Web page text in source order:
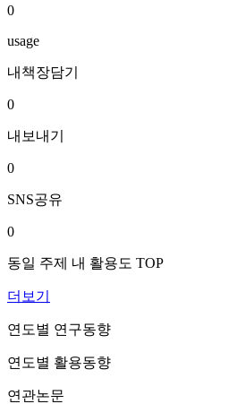
0
usage
내책장담기
0
내보내기
0
SNS공유
0
동일 주제 내 활용도 TOP
더보기
연도별 연구동향
연도별 활용동향
연관논문